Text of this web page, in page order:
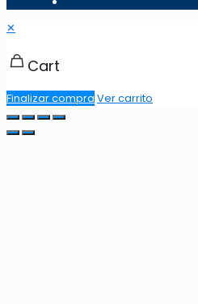
✕
Cart
Finalizar compra Ver carrito